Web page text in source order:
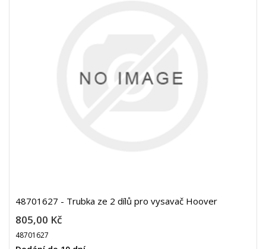
48701627 - Trubka ze 2 dílů pro vysavač Hoover
805,00 Kč
48701627